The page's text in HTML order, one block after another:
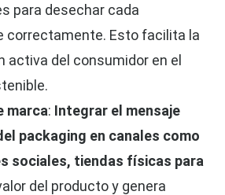
para desechar cada
correctamente. Esto facilita la
activa del consumidor en el
marca: Integrar el mensaje
packaging en canales como
sociales, tiendas físicas para
del producto y genera